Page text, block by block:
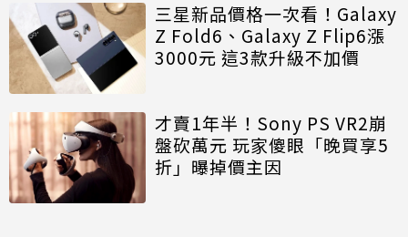
三星新品價格一次看！Galaxy
Z Fold6、Galaxy Z Flip6漲
3000元 這3款升級不加價
才賣1年半！Sony PS VR2崩
盤砍萬元 玩家傻眼「晚買享5
折」曝掉價主因